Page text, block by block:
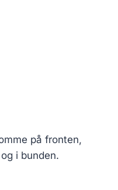
på fronten,
i bunden.